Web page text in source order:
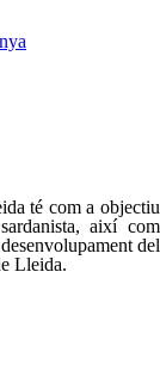
té com a objectiu
així com
del
Lleida.